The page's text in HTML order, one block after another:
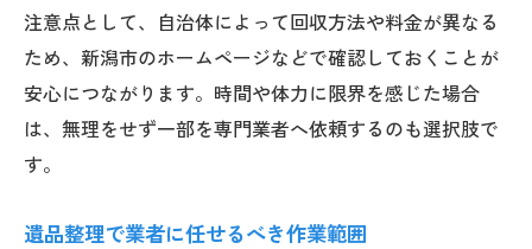
注意点として、自治体によって回収方法や料金が異なる
ため、新潟市のホームページなどで確認しておくことが
安心につながります。時間や体力に限界を感じた場合
は、無理をせず一部を専門業者へ依頼するのも選択肢で
す。
遺品整理で業者に任せるべき作業範囲